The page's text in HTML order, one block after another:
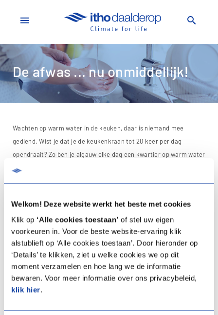
Welkom! Deze website werkt het beste met cookies
Klik op ‘Alle cookies toestaan’ of stel uw eigen
voorkeuren in. Voor de beste website-ervaring klik
alstublieft op ‘Alle cookies toestaan’. Door hieronder op
‘Details’ te klikken, ziet u welke cookies we op dit
moment verzamelen en hoe lang we de informatie
bewaren. Voor meer informatie over ons privacybeleid,
klik hier.
menu search
De afwas ... nu onmiddellijk!
Wachten op warm water in de keuken, daar is niemand mee
gediend. Wist je dat je de keukenkraan tot 20 keer per dag
opendraait? Zo ben je algauw elke dag een kwartier op warm water
aan het wachten. En intussen stromen liters water onbenut de
De klassieke boiler in de keukenkast onder de kraan ken je
ongetwijfeld. Geen plaats voor zo’n close-in boiler? De close-in
compact kan je achter je plint plaatsen. Of heb je plaats over in
een andere keukenkast? Ook goed, want de close-up boiler kan je
boven de kraan plaatsen.